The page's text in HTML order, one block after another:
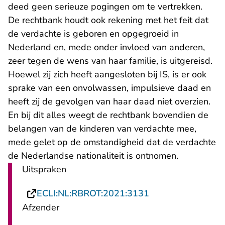
deed geen serieuze pogingen om te vertrekken.
De rechtbank houdt ook rekening met het feit dat
de verdachte is geboren en opgegroeid in
Nederland en, mede onder invloed van anderen,
zeer tegen de wens van haar familie, is uitgereisd.
Hoewel zij zich heeft aangesloten bij IS, is er ook
sprake van een onvolwassen, impulsieve daad en
heeft zij de gevolgen van haar daad niet overzien.
En bij dit alles weegt de rechtbank bovendien de
belangen van de kinderen van verdachte mee,
mede gelet op de omstandigheid dat de verdachte
de Nederlandse nationaliteit is ontnomen.
Uitspraken
ECLI:NL:RBROT:2021:3131
Afzender